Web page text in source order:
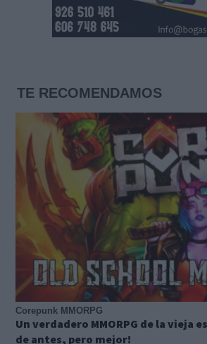
TE RECOMENDAMOS
Corepunk MMORPG
Un verdadero MMORPG de la vieja
de antes, pero mejor!